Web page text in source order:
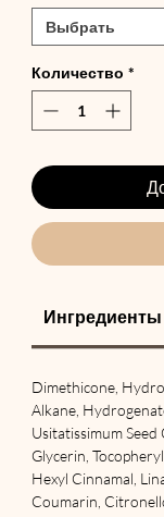
Выбрать
Количество *
Ингредиенты
Dimethicone,
Alkane,
Usitatissimum Seed
Glycerin,
Hexyl Cinnamal,
Coumarin,